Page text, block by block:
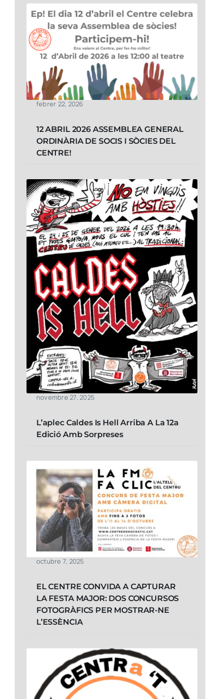
febrer 22, 2026
12 ABRIL 2026 ASSEMBLEA GENERAL
ORDINÀRIA DE SOCIS I SÒCIES DEL
CENTRE!
novembre 27, 2025
L’aplec Caldes Is Hell Arriba A La 12a
Edició Amb Sorpreses
octubre 7, 2025
EL CENTRE CONVIDA A CAPTURAR
LA FESTA MAJOR: DOS CONCURSOS
FOTOGRÀFICS PER MOSTRAR-NE
L’ESSÈNCIA